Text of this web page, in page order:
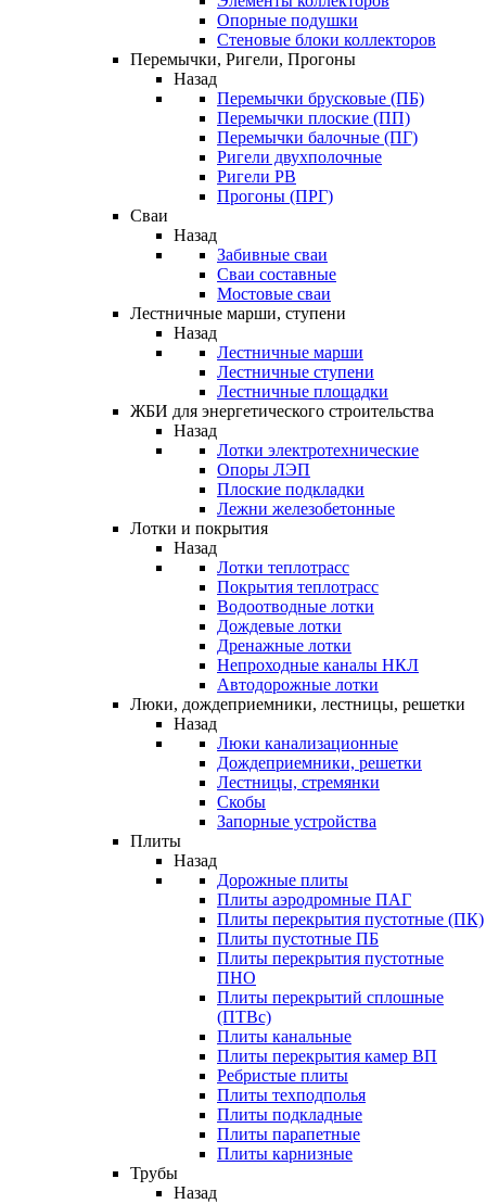
Опорные подушки
Стеновые блоки коллекторов
Перемычки, Ригели, Прогоны
Назад
Перемычки брусковые (ПБ)
Перемычки плоские (ПП)
Перемычки балочные (ПГ)
Ригели двухполочные
Ригели РВ
Прогоны (ПРГ)
Сваи
Назад
Забивные сваи
Сваи составные
Мостовые сваи
Лестничные марши, ступени
Назад
Лестничные марши
Лестничные ступени
Лестничные площадки
ЖБИ для энергетического строительства
Назад
Лотки электротехнические
Опоры ЛЭП
Плоские подкладки
Лежни железобетонные
Лотки и покрытия
Назад
Лотки теплотрасс
Покрытия теплотрасс
Водоотводные лотки
Дождевые лотки
Дренажные лотки
Непроходные каналы НКЛ
Автодорожные лотки
Люки, дождеприемники, лестницы, решетки
Назад
Люки канализационные
Дождеприемники, решетки
Лестницы, стремянки
Скобы
Запорные устройства
Плиты
Назад
Дорожные плиты
Плиты аэродромные ПАГ
Плиты перекрытия пустотные (ПК)
Плиты пустотные ПБ
Плиты перекрытия пустотные
ПНО
Плиты перекрытий сплошные
(ПТВс)
Плиты канальные
Плиты перекрытия камер ВП
Ребристые плиты
Плиты техподполья
Плиты подкладные
Плиты парапетные
Плиты карнизные
Трубы
Назад